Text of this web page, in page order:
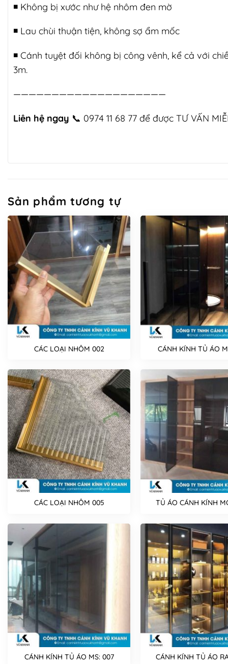
◾️ Không bị xước như hệ nhôm đen mờ
◾️ Lau chùi thuận tiện, không sợ ẩm mốc
◾️ Cánh tuyệt đối không bị công vênh, kể cả với
3m.
————————————————————
Liên hệ ngay 📞 0974 11 68 77 để được TƯ VẤN
Sản phẩm tương tự
CÁC LOẠI NHÔM 002 CÁNH KÍNH TỦ ÁO
CÁC LOẠI NHÔM 005 TỦ ÁO CÁNH KÍNH
CÁNH KÍNH TỦ ÁO MS: 007 CÁNH KÍNH TỦ ÁO